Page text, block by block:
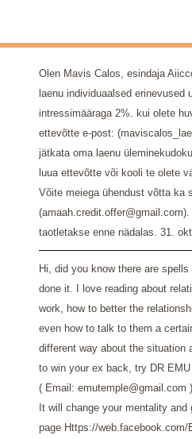
Olen Mavis Calos, esindaja
laenu individuaalsed erinevused
intressimääraga 2%. kui olete
ettevõtte e-post:
jätkata oma laenu
luua ettevõtte või kooli te olete
Võite meiega ühendust võtta ka
taotletakse enne nädalas. 31.
Hi, did you know there are
done it. I love reading about
work, how to better the
even how to talk to them a
different way about the situation
to win your ex back, try DR
( Email: emutemple@gmail.com
It will change your mentality
page Https://web.facebook.com/